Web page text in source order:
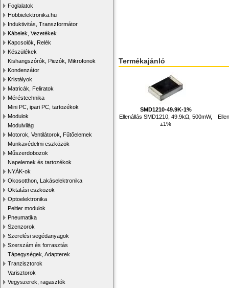
Foglalatok
Hobbielektronika.hu
Induktivitás, Transzformátor
Kábelek, Vezetékek
Kapcsolók, Relék
Készülékek
Kishangszórók, Piezók, Mikrofonok
Kondenzátor
Kristályok
Matricák, Feliratok
Méréstechnika
Mini PC, ipari PC, tartozékok
Modulok
Modulvilág
Motorok, Ventilátorok, Fűtőelemek
Munkavédelmi eszközök
Műszerdobozok
Napelemek és tartozékok
NYÁK-ok
Okosotthon, Lakáselektronika
Oktatási eszközök
Optoelektronika
Peltier modulok
Pneumatika
Szenzorok
Szerelési segédanyagok
Szerszám és forrasztás
Tápegységek, Adapterek
Tranzisztorok
Varisztorok
Vegyszerek, ragasztók
Termékajánló
SMD1210-49.9K-1%
Ellenállás SMD1210, 49.9kΩ, 500mW,
±1%